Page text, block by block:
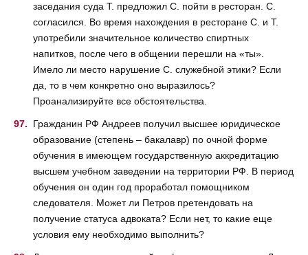
заседания суда Т. предложил С. пойти в ресторан. С.
согласился. Во время нахождения в ресторане С. и Т.
употребили значительное количество спиртных
напитков, после чего в общении перешли на «ты».
Имело ли место нарушение С. служебной этики? Если
да, то в чем конкретно оно выразилось?
Проанализируйте все обстоятельства.
Гражданин РФ Андреев получил высшее юридическое
образование (степень – бакалавр) по очной форме
обучения в имеющем государственную аккредитацию
высшем учебном заведении на территории РФ. В период
обучения он один год проработал помощником
следователя. Может ли Петров претендовать на
получение статуса адвоката? Если нет, то какие еще
условия ему необходимо выполнить?